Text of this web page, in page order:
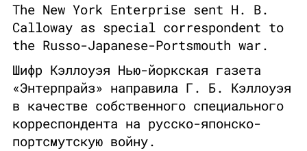
The New York Enterprise sent H. B.
Calloway as special correspondent to
the Russo-Japanese-Portsmouth war.
Шифр Кэллоуэя Нью-йоркская газета
«Энтерпрайз» направила Г. Б. Кэллоуэя
в качестве собственного специального
корреспондента на русско-японско-
портсмутскую войну.